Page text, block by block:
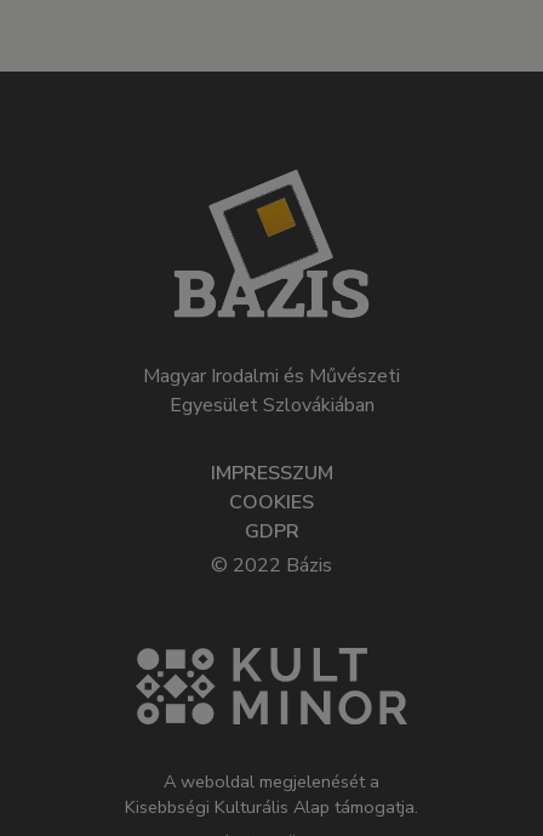
Magyar Irodalmi és Művészeti
Egyesület Szlovákiában
IMPRESSZUM
COOKIES
GDPR
© 2022 Bázis
A weboldal megjelenését a
Kisebbségi Kulturális Alap támogatja.